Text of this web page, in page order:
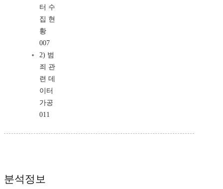
터 수
집 현
황
007
2) 범
죄 관
련 데
이터
가공
011
분석정보